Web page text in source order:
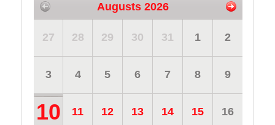
Augusts 2026
27 28 29 30 31 1 2
3 4 5 6 7 8 9
10 11 12 13 14 15 16